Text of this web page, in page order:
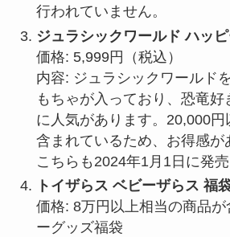
行われていません。
ジュラシックワールド ハッ
価格: 5,999円（税込）
内容: ジュラシックワールド
もちゃが入っており、恐竜
に人気があります。20,000
含まれているため、お得感が
こちらも2024年1月1日に発売
トイザらス ベビーザらス 福
価格: 8万円以上相当の商品
ーグッズ福袋